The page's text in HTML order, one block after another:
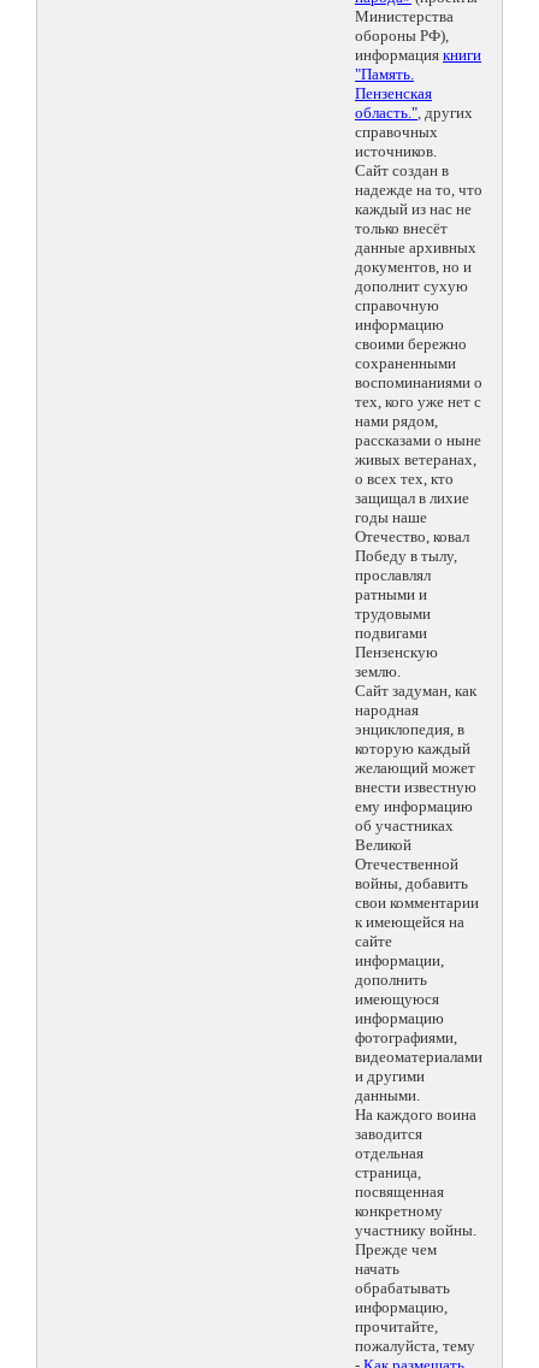
Министерства
обороны РФ),
информация книги
"Память.
Пензенская
область.", других
справочных
источников.
Сайт создан в
надежде на то, что
каждый из нас не
только внесёт
данные архивных
документов, но и
дополнит сухую
справочную
информацию
своими бережно
сохраненными
воспоминаниями о
тех, кого уже нет с
нами рядом,
рассказами о ныне
живых ветеранах,
о всех тех, кто
защищал в лихие
годы наше
Отечество, ковал
Победу в тылу,
прославлял
ратными и
трудовыми
подвигами
Пензенскую
землю.
Сайт задуман, как
народная
энциклопедия, в
которую каждый
желающий может
внести известную
ему информацию
об участниках
Великой
Отечественной
войны, добавить
свои комментарии
к имеющейся на
сайте
информации,
дополнить
имеющуюся
информацию
фотографиями,
видеоматериалами
и другими
данными.
На каждого воина
заводится
отдельная
страница,
посвященная
конкретному
участнику войны.
Прежде чем
начать
обрабатывать
информацию,
прочитайте,
пожалуйста, тему